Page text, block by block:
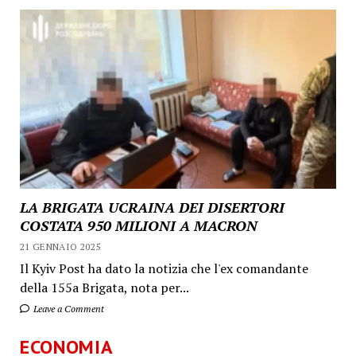
LA BRIGATA UCRAINA DEI DISERTORI
COSTATA 950 MILIONI A MACRON
21 GENNAIO 2025
Il Kyiv Post ha dato la notizia che l'ex comandante
della 155a Brigata, nota per...
Leave a Comment
ECONOMIA